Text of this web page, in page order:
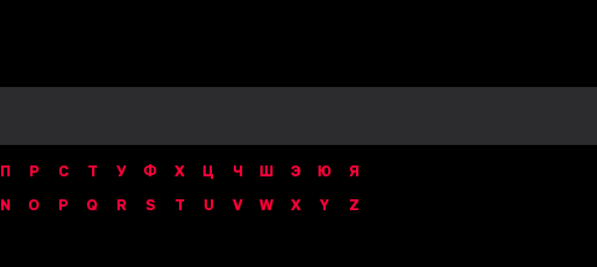
П Р С Т У Ф Х Ц Ч Ш Э Ю
Я
N O P Q R S T U V W X Y Z